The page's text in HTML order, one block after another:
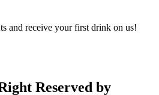
and receive your first drink on us!
Reserved by